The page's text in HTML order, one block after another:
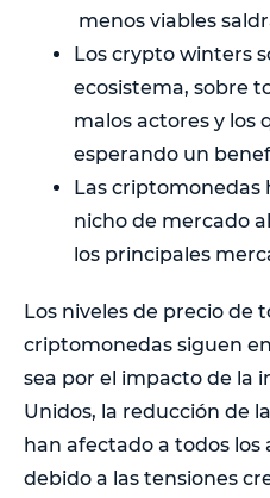
menos viables
Los crypto winters
ecosistema, sobre
malos actores y los
esperando un
Las criptomonedas
nicho de mercado
los principales
Los niveles de precio de
criptomonedas siguen
sea por el impacto de la
Unidos, la reducción de
han afectado a todos los
debido a las tensiones